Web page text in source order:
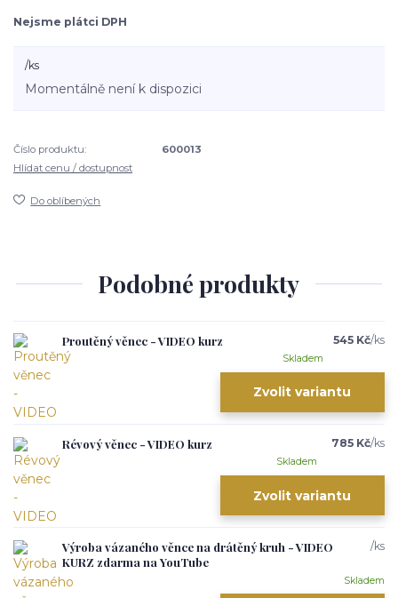
Nejsme plátci DPH
/ks
Momentálně není k dispozici
Číslo produktu:
600013
Hlídat cenu / dostupnost
Do oblíbených
Podobné produkty
Proutěný věnec - VIDEO kurz 545 Kč/ks
Skladem
Zvolit variantu
Révový věnec - VIDEO kurz 785 Kč/ks
Skladem
Zvolit variantu
Výroba vázaného věnce na drátěný kruh - VIDEO
KURZ zdarma na YouTube
/ks
Skladem